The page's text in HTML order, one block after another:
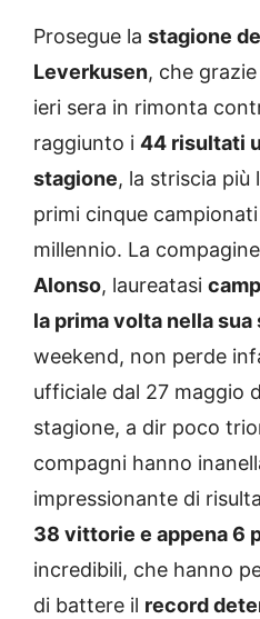
Prosegue la stagione
Leverkusen, che
ieri sera in rimonta
raggiunto i 44 risultati
stagione, la striscia più
primi cinque
millennio. La
Alonso, laureatasi
la prima volta nella sua
weekend, non perde
ufficiale dal 27 maggio
stagione, a dir poco
compagni hanno
impressionante di
38 vittorie e appena 6
incredibili, che hanno
di battere il record